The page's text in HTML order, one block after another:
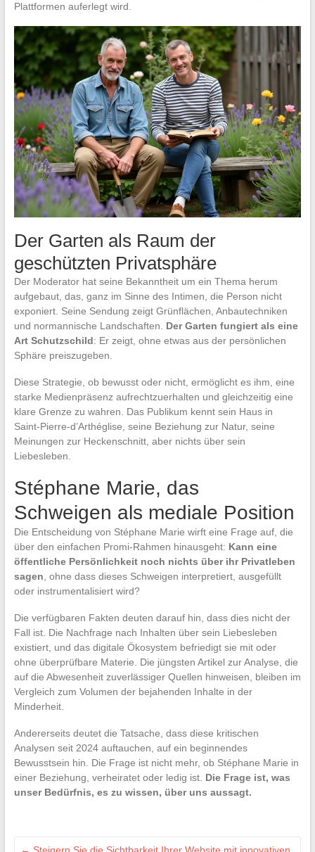
Plattformen auferlegt wird.
Der Garten als Raum der
geschützten Privatsphäre
Der Moderator hat seine Bekanntheit um ein Thema herum
aufgebaut, das, ganz im Sinne des Intimen, die Person nicht
exponiert. Seine Sendung zeigt Grünflächen, Anbautechniken
und normannische Landschaften. Der Garten fungiert als eine
Art Schutzschild: Er zeigt, ohne etwas aus der persönlichen
Sphäre preiszugeben.
Diese Strategie, ob bewusst oder nicht, ermöglicht es ihm, eine
starke Medienpräsenz aufrechtzuerhalten und gleichzeitig eine
klare Grenze zu wahren. Das Publikum kennt sein Haus in
Saint-Pierre-d’Arthéglise, seine Beziehung zur Natur, seine
Meinungen zur Heckenschnitt, aber nichts über sein
Liebesleben.
Stéphane Marie, das
Schweigen als mediale Position
Die Entscheidung von Stéphane Marie wirft eine Frage auf, die
über den einfachen Promi-Rahmen hinausgeht: Kann eine
öffentliche Persönlichkeit noch nichts über ihr Privatleben
sagen, ohne dass dieses Schweigen interpretiert, ausgefüllt
oder instrumentalisiert wird?
Die verfügbaren Fakten deuten darauf hin, dass dies nicht der
Fall ist. Die Nachfrage nach Inhalten über sein Liebesleben
existiert, und das digitale Ökosystem befriedigt sie mit oder
ohne überprüfbare Materie. Die jüngsten Artikel zur Analyse, die
auf die Abwesenheit zuverlässiger Quellen hinweisen, bleiben im
Vergleich zum Volumen der bejahenden Inhalte in der
Minderheit.
Andererseits deutet die Tatsache, dass diese kritischen
Analysen seit 2024 auftauchen, auf ein beginnendes
Bewusstsein hin. Die Frage ist nicht mehr, ob Stéphane Marie in
einer Beziehung, verheiratet oder ledig ist. Die Frage ist, was
unser Bedürfnis, es zu wissen, über uns aussagt.